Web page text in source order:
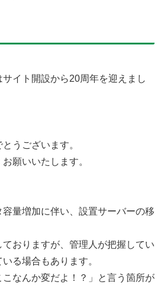
イト開設から20周年を迎えまし
うございます。
願いいたします。
量増加に伴い、設置サーバーの移
おりますが、管理人が把握してい
る場合もあります。
こなんか変だよ！？」と言う箇所が